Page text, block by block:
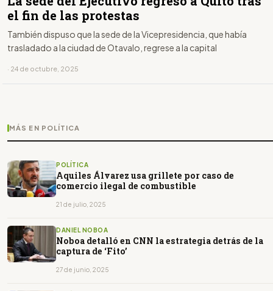
el fin de las protestas
También dispuso que la sede de la Vicepresidencia, que había
trasladado a la ciudad de Otavalo, regrese a la capital
· 24 de octubre, 2025
MÁS EN POLÍTICA
POLÍTICA
Aquiles Álvarez usa grillete por caso de
comercio ilegal de combustible
21 de julio, 2025
DANIEL NOBOA
Noboa detalló en CNN la estrategia detrás de la
captura de ‘Fito’
27 de junio, 2025